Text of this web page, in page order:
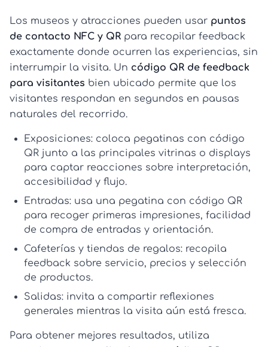
Los museos y atracciones pueden usar puntos
de contacto NFC y QR para recopilar feedback
exactamente donde ocurren las experiencias, sin
interrumpir la visita. Un código QR de feedback
para visitantes bien ubicado permite que los
visitantes respondan en segundos en pausas
naturales del recorrido.
Exposiciones: coloca pegatinas con código
QR junto a las principales vitrinas o displays
para captar reacciones sobre interpretación,
accesibilidad y flujo.
Entradas: usa una pegatina con código QR
para recoger primeras impresiones, facilidad
de compra de entradas y orientación.
Cafeterías y tiendas de regalos: recopila
feedback sobre servicio, precios y selección
de productos.
Salidas: invita a compartir reflexiones
generales mientras la visita aún está fresca.
Para obtener mejores resultados, utiliza